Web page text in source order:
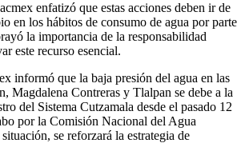
enfatizó que estas acciones deben ir de
en los hábitos de consumo de agua por parte
la importancia de la responsabilidad
este recurso esencial.
informó que la baja presión del agua en las
Magdalena Contreras y Tlalpan se debe a la
del Sistema Cutzamala desde el pasado 12
por la Comisión Nacional del Agua
se reforzará la estrategia de